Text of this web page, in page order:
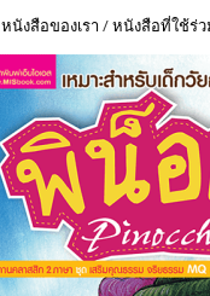
หนังสือของเรา /หนังสือที่ใช้ร่